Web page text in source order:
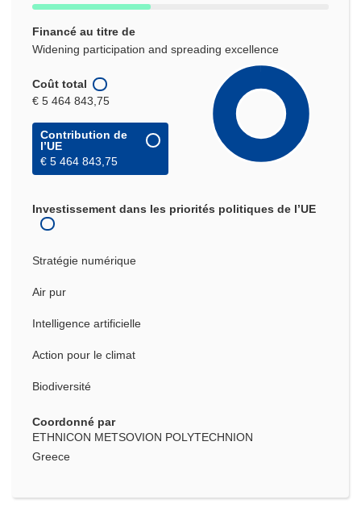
Financé au titre de
Widening participation and spreading excellence
Coût total
€ 5 464 843,75
Contribution de
l’UE
€ 5 464 843,75
Investissement dans les priorités politiques de l’UE
Stratégie numérique
Air pur
Intelligence artificielle
Action pour le climat
Biodiversité
Coordonné par
ETHNICON METSOVION POLYTECHNION
Greece